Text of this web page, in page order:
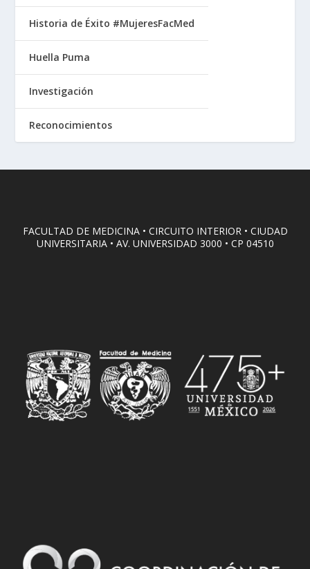
Historia de Éxito #MujeresFacMed
Huella Puma
Investigación
Reconocimientos
FACULTAD DE MEDICINA • CIRCUITO INTERIOR • CIUDAD
UNIVERSITARIA • AV. UNIVERSIDAD 3000 • CP 04510